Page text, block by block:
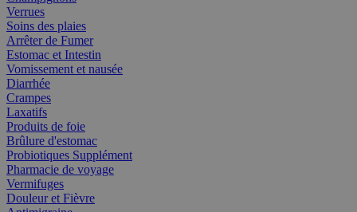
Verrues
Soins des plaies
Arrêter de Fumer
Estomac et Intestin
Vomissement et nausée
Diarrhée
Crampes
Laxatifs
Produits de foie
Brûlure d'estomac
Probiotiques Supplément
Pharmacie de voyage
Vermifuges
Douleur et Fièvre